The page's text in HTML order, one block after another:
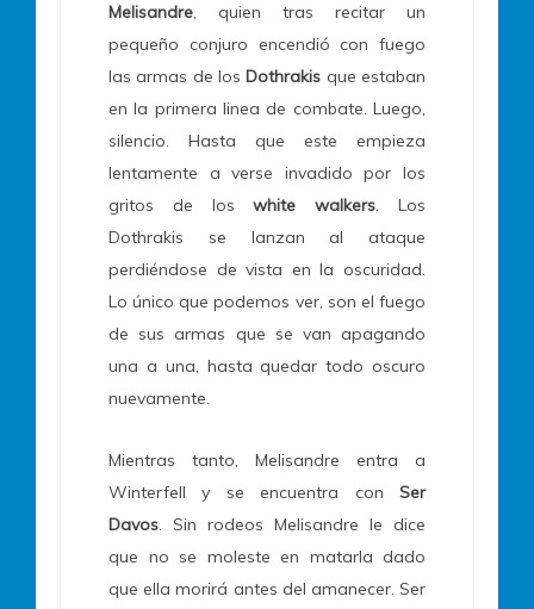
Melisandre, quien tras recitar un
pequeño conjuro encendió con fuego
las armas de los Dothrakis que estaban
en la primera linea de combate. Luego,
silencio. Hasta que este empieza
lentamente a verse invadido por los
gritos de loswhite walkers. Los
Dothrakis se lanzan al ataque
perdiéndose de vista en la oscuridad.
Lo único que podemos ver, son el fuego
de sus armas que se van apagando
una a una, hasta quedar todo oscuro
nuevamente.
Mientras tanto, Melisandre entra a
Winterfell y se encuentra con Ser
Davos. Sin rodeos Melisandre le dice
que no se moleste en matarla dado
que ella morirá antes del amanecer. Ser